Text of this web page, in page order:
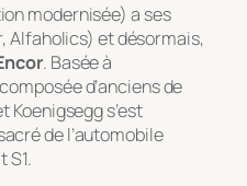
modernisée) a ses
Alfaholics) et désormais,
. Basée à
d’anciens de
Koenigsegg s’est
de l’automobile
S1.